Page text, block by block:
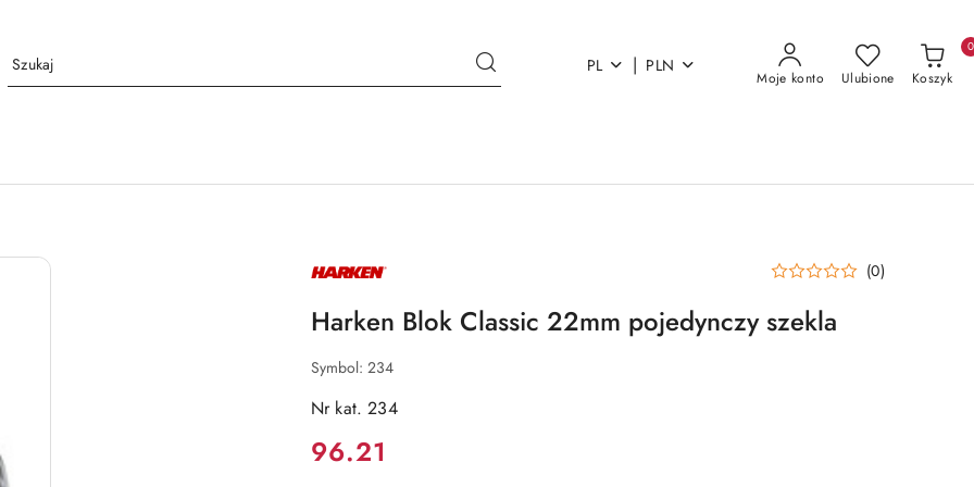
PL | PLN
Moje konto Ulubione Koszyk
0
NAZWA
PRODUCENTA: (0)
Harken Blok Classic 22mm pojedynczy szekla
Symbol: 234
Nr kat. 234
Cena:
96.21